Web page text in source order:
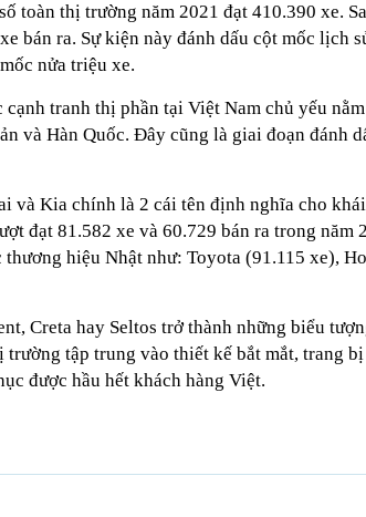
toàn thị trường năm 2021 đạt 410.390 xe.
bán ra. Sự kiện này đánh dấu cột mốc lịch
nửa triệu xe.
cạnh tranh thị phần tại Việt Nam chủ yếu
và Hàn Quốc. Đây cũng là giai đoạn đánh
và Kia chính là 2 cái tên định nghĩa cho
đạt 81.582 xe và 60.729 bán ra trong năm
thương hiệu Nhật như: Toyota (91.115 xe),
Creta hay Seltos trở thành những biểu
tập trung vào thiết kế bắt mắt, trang
được hầu hết khách hàng Việt.